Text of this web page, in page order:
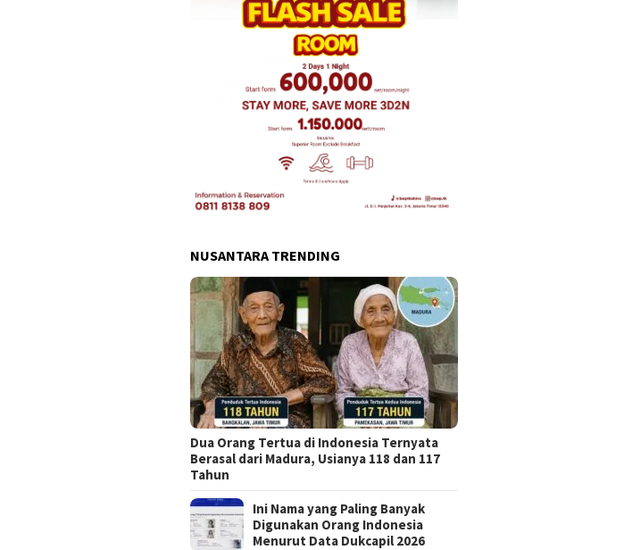
NUSANTARA TRENDING
Dua Orang Tertua di Indonesia Ternyata
Berasal dari Madura, Usianya 118 dan 117
Tahun
Ini Nama yang Paling Banyak
Digunakan Orang Indonesia
Menurut Data Dukcapil 2026